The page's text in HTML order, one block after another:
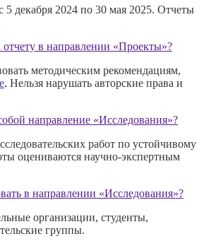
5 декабря 2024 по 30 мая 2025. Отчеты
в направлении «Проекты»?
методическим рекомендациям,
. Нельзя нарушать авторские права и
направление «Исследования»?
работ по устойчивому
оцениваются научно-экспертным
в направлении «Исследования»?
организации, студенты,
группы.